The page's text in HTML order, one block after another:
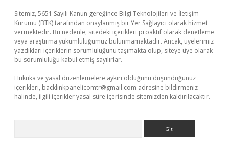
Sitemiz, 5651 Sayılı Kanun gereğince Bilgi Teknolojileri ve İletişim
Kurumu (BTK) tarafından onaylanmış bir Yer Sağlayıcı olarak hizmet
vermektedir. Bu nedenle, sitedeki içerikleri proaktif olarak denetleme
veya araştırma yükümlülüğümüz bulunmamaktadır. Ancak, üyelerimiz
yazdıkları içeriklerin sorumluluğunu taşımakta olup, siteye üye olarak
bu sorumluluğu kabul etmiş sayılırlar.
Hukuka ve yasal düzenlemelere aykırı olduğunu düşündüğünüz
içerikleri, backlinkpanelicomtr@gmail.com adresine bildirmeniz
halinde, ilgili içerikler yasal süre içerisinde sitemizden kaldırılacaktır.